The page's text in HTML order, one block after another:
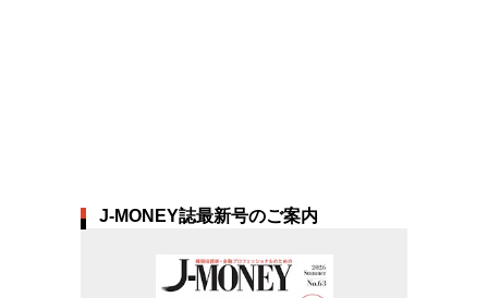
J-MONEY誌最新号のご案内